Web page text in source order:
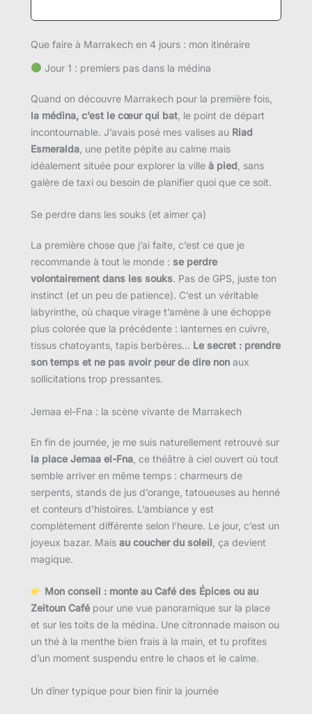
Que faire à Marrakech en 4 jours : mon itinéraire
Jour 1 : premiers pas dans la médina
Quand on découvre Marrakech pour la première fois,
la médina, c’est le cœur qui bat , le point de départ
incontournable. J’avais posé mes valises au Riad
Esmeralda , une petite pépite au calme mais
idéalement située pour explorer la ville à pied , sans
galère de taxi ou besoin de planifier quoi que ce soit.
Se perdre dans les souks (et aimer ça)
La première chose que j’ai faite, c’est ce que je
recommande à tout le monde : se perdre
volontairement dans les souks. Pas de GPS, juste ton
instinct (et un peu de patience). C’est un véritable
labyrinthe, où chaque virage t’amène à une échoppe
plus colorée que la précédente : lanternes en cuivre,
tissus chatoyants, tapis berbères… Le secret : prendre
son temps et ne pas avoir peur de dire non aux
sollicitations trop pressantes.
Jemaa el-Fna : la scène vivante de Marrakech
En fin de journée, je me suis naturellement retrouvé sur
la place Jemaa el-Fna , ce théâtre à ciel ouvert où tout
semble arriver en même temps : charmeurs de
serpents, stands de jus d’orange, tatoueuses au henné
et conteurs d’histoires. L’ambiance y est
complètement différente selon l’heure. Le jour, c’est un
joyeux bazar. Mais au coucher du soleil , ça devient
magique.
Mon conseil : monte au Café des Épices ou au
Zeitoun Café pour une vue panoramique sur la place
et sur les toits de la médina. Une citronnade maison ou
un thé à la menthe bien frais à la main, et tu profites
d’un moment suspendu entre le chaos et le calme.
Un dîner typique pour bien finir la journée